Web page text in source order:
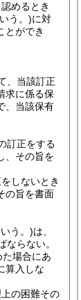
めるとき
う。)に対
とができ
、当該訂正
求に係る保
、当該保有
訂正をする
、その旨を
しないとき
の旨を書面
う。)は、
らない。
場合にあ
算入しな
の困難その